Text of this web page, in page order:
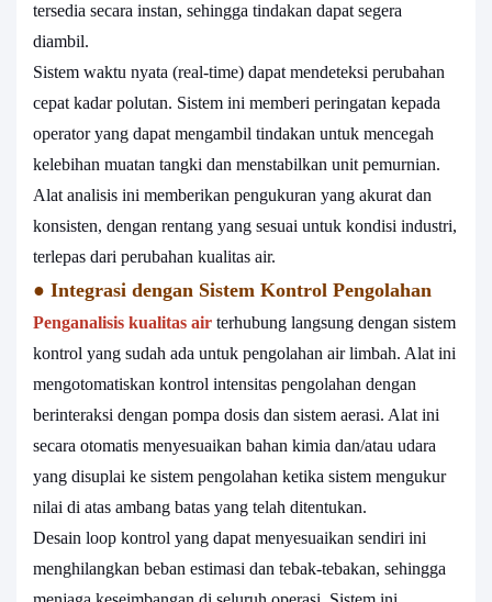
tersedia secara instan, sehingga tindakan dapat segera
diambil.
Sistem waktu nyata (real-time) dapat mendeteksi perubahan
cepat kadar polutan. Sistem ini memberi peringatan kepada
operator yang dapat mengambil tindakan untuk mencegah
kelebihan muatan tangki dan menstabilkan unit pemurnian.
Alat analisis ini memberikan pengukuran yang akurat dan
konsisten, dengan rentang yang sesuai untuk kondisi industri,
terlepas dari perubahan kualitas air.
● Integrasi dengan Sistem Kontrol Pengolahan
Penganalisis kualitas air terhubung langsung dengan sistem
kontrol yang sudah ada untuk pengolahan air limbah. Alat ini
mengotomatiskan kontrol intensitas pengolahan dengan
berinteraksi dengan pompa dosis dan sistem aerasi. Alat ini
secara otomatis menyesuaikan bahan kimia dan/atau udara
yang disuplai ke sistem pengolahan ketika sistem mengukur
nilai di atas ambang batas yang telah ditentukan.
Desain loop kontrol yang dapat menyesuaikan sendiri ini
menghilangkan beban estimasi dan tebak-tebakan, sehingga